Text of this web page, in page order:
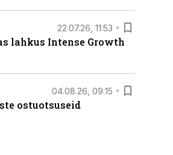
22.07.26, 11:53
lahkus Intense Growth
04.08.26, 09:15
ostuotsuseid